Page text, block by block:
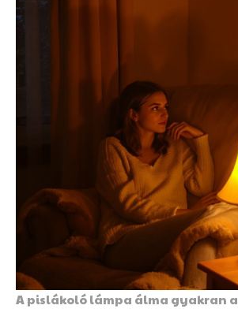
A pislákoló lámpa álma gyakran a